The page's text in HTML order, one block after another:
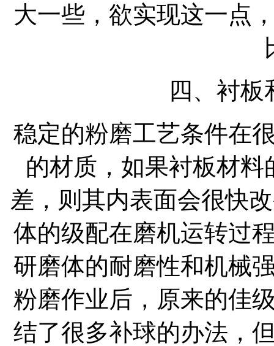
大一些，欲实现这一点
四、衬板
稳定的粉磨工艺条件在
的材质，如果衬板材
差，则其内表面会很快
体的级配在磨机运转过
研磨体的耐磨性和机械
粉磨作业后，原来的佳
结了很多补球的办法，